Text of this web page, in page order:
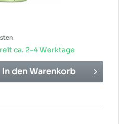
ca. 2-4 Werktage
In denWarenkorb